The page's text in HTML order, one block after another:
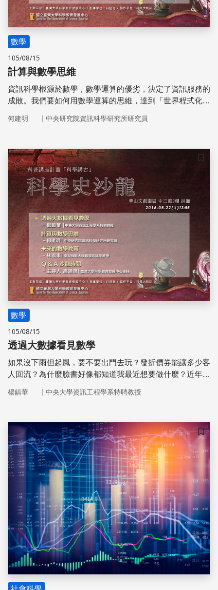
數學
105/08/15
計算與數學思維
資訊科學根源於數學，數學運算的優劣，決定了資訊服務的
成敗。我們要如何用數學運算的思維，達到「世界程式化
何建明 ｜ 中央研究院資訊科學研究所研究員
儲存
數學
105/08/15
透過大數據看見數學
如果沒下雨但起風，要不要出門去玩？發折價券能讓多少客
人回流？為什麼臉書好像都知道我最近想要做什麼？近年來
碰到的各種問題，差別只在大數據背後，靠的完全是數學運
楊鎮華 ｜ 中央大學資訊工程學系特聘教授
儲存